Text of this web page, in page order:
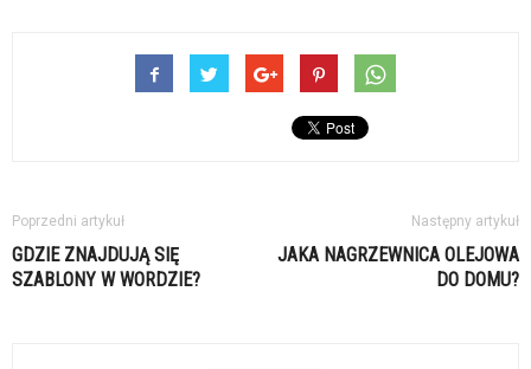
Poprzedni artykuł
GDZIE ZNAJDUJĄ SIĘ
SZABLONY W WORDZIE?
Następny artykuł
JAKA NAGRZEWNICA OLEJOWA
DO DOMU?